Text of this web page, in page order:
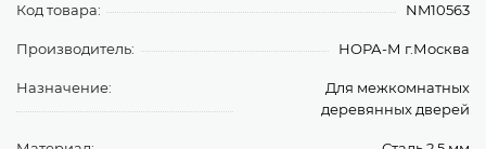
Код товара: NM10563
Производитель: НОРА-М г.Москва
Назначение:
Для межкомнатных
деревянных дверей